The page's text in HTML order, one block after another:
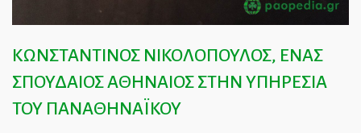
ΚΩΝΣΤΑΝΤΙΝΟΣ ΝΙΚΟΛΟΠΟΥΛΟΣ, ΕΝΑΣ
ΣΠΟΥΔΑΙΟΣ ΑΘΗΝΑΙΟΣ ΣΤΗΝ ΥΠΗΡΕΣΙΑ
ΤΟΥ ΠΑΝΑΘΗΝΑΪΚΟΥ